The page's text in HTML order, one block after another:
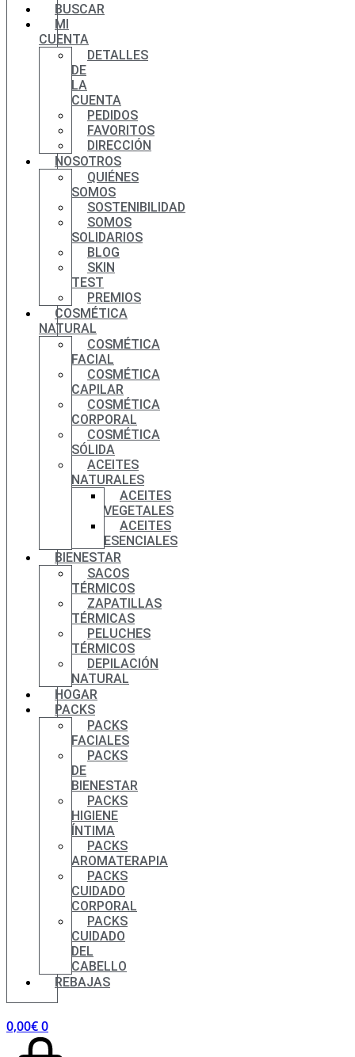
BUSCAR
MI
CUENTA
DETALLES
DE
LA
CUENTA
PEDIDOS
FAVORITOS
DIRECCIÓN
NOSOTROS
QUIÉNES
SOMOS
SOSTENIBILIDAD
SOMOS
SOLIDARIOS
BLOG
SKIN
TEST
PREMIOS
COSMÉTICA
NATURAL
COSMÉTICA
FACIAL
COSMÉTICA
CAPILAR
COSMÉTICA
CORPORAL
COSMÉTICA
SÓLIDA
ACEITES
NATURALES
ACEITES
VEGETALES
ACEITES
ESENCIALES
BIENESTAR
SACOS
TÉRMICOS
ZAPATILLAS
TÉRMICAS
PELUCHES
TÉRMICOS
DEPILACIÓN
NATURAL
HOGAR
PACKS
PACKS
FACIALES
PACKS
DE
BIENESTAR
PACKS
HIGIENE
ÍNTIMA
PACKS
AROMATERAPIA
PACKS
CUIDADO
CORPORAL
PACKS
CUIDADO
DEL
CABELLO
REBAJAS
0,00€0